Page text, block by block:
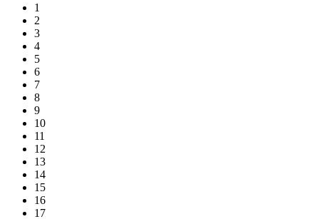
1
2
3
4
5
6
7
8
9
10
11
12
13
14
15
16
17